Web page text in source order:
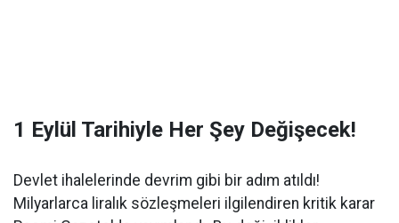
1 Eylül Tarihiyle Her Şey Değişecek!
Devlet ihalelerinde devrim gibi bir adım atıldı!
Milyarlarca liralık sözleşmeleri ilgilendiren kritik karar